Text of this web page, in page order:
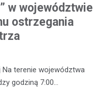
w województwie
ostrzegania
terenie województwa
godziną 7:00…